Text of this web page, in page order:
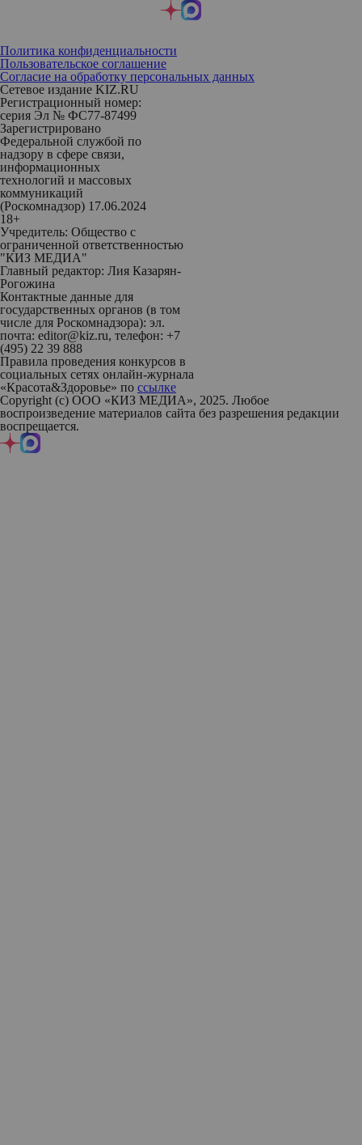
Политика конфиденциальности
Пользовательское соглашение
Согласие на обработку персональных данных
Сетевое издание KIZ.RU
Регистрационный номер:
серия Эл № ФС77-87499
Зарегистрировано
Федеральной службой по
надзору в сфере связи,
информационных
технологий и массовых
коммуникаций
(Роскомнадзор) 17.06.2024
18+
Учредитель: Общество с
ограниченной ответственностью
"КИЗ МЕДИА"
Главный редактор: Лия Казарян-
Рогожина
Контактные данные для
государственных органов (в том
числе для Роскомнадзора): эл.
почта: editor@kiz.ru, телефон: +7
(495) 22 39 888
Правила проведения конкурсов в
социальных сетях онлайн-журнала
«Красота&Здоровье» по ссылке
Copyright (с) ООО «КИЗ МЕДИА», 2025. Любое
воспроизведение материалов сайта без разрешения редакции
воспрещается.